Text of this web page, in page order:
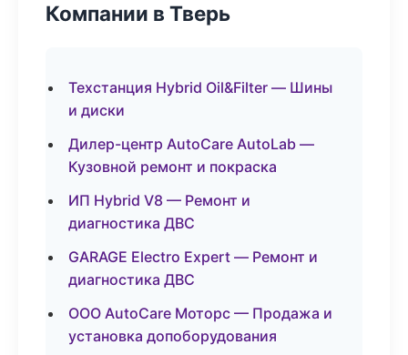
Компании в Тверь
Техстанция Hybrid Oil&Filter — Шины
и диски
Дилер-центр AutoCare AutoLab —
Кузовной ремонт и покраска
ИП Hybrid V8 — Ремонт и
диагностика ДВС
GARAGE Electro Expert — Ремонт и
диагностика ДВС
ООО AutoCare Моторс — Продажа и
установка допоборудования